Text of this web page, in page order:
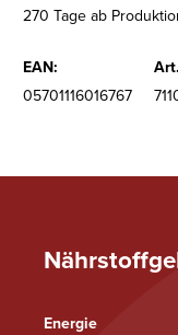
Energie
270 Tage ab
EAN:
05701116016767